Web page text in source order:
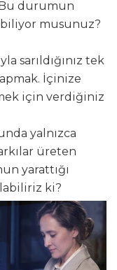
durumun
musunuz?
sarıldığınız tek
İçinize
için verdiğiniz
yalnızca
üreten
yarattığı
ki?